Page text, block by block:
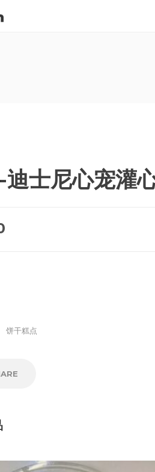
迪士尼心宠灌
饼干糕点